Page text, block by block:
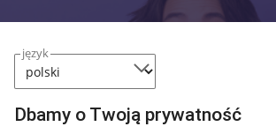
język
Dbamy o Twoją prywatność